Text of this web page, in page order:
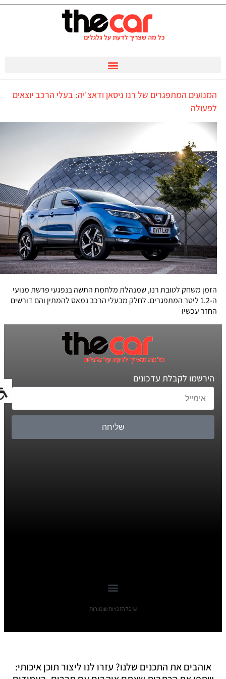
המנועים המתפגרים של רנו ניסאן ודאצ'יה: בעלי הרכב יוצאים
לפעולה
הזמן משחק לטובת רנו, שמנהלת מלחמת התשה בנפגעי פרשת מנועי
ה-1.2 ליטר המתפגרים. לחלק מבעלי הרכב נמאס להמתין והם דורשים
החזר עכשיו
הירשמו לקבלת עדכונים
שליחה
© כל הזכויות שומורות
אוהבים את התכנים שלנו? עזרו לנו ליצור תוכן איכותי: